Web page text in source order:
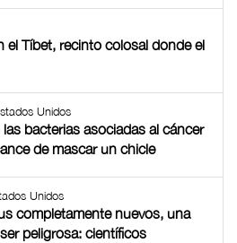
el Tíbet, recinto colosal donde el
Unidos
bacterias asociadas al cáncer
de mascar un chicle
Unidos
completamente nuevos, una
peligrosa: científicos